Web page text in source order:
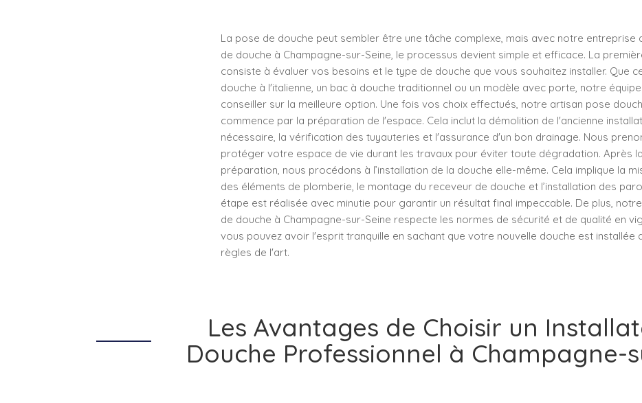
La pose de douche peut sembler être une tâche complexe, mais avec notre entreprise
de douche à Champagne-sur-Seine, le processus devient simple et efficace. La
consiste à évaluer vos besoins et le type de douche que vous souhaitez installer. Que
douche à l'italienne, un bac à douche traditionnel ou un modèle avec porte, notre
conseiller sur la meilleure option. Une fois vos choix effectués, notre artisan pose
commence par la préparation de l'espace. Cela inclut la démolition de l'ancienne
nécessaire, la vérification des tuyauteries et l'assurance d'un bon drainage. Nous
protéger votre espace de vie durant les travaux pour éviter toute dégradation. Après la
préparation, nous procédons à l’installation de la douche elle-même. Cela implique la
des éléments de plomberie, le montage du receveur de douche et l’installation des
étape est réalisée avec minutie pour garantir un résultat final impeccable. De plus,
de douche à Champagne-sur-Seine respecte les normes de sécurité et de qualité en
vous pouvez avoir l'esprit tranquille en sachant que votre nouvelle douche est installée
règles de l'art.
Les Avantages de Choisir un
Douche Professionnel à Champagne-